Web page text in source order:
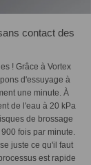
contact des
! Grâce à Vortex
d'essuyage à
une minute. À
de l'eau à 20 kPa
de brossage
fois par minute.
juste ce qu'il faut
est rapide